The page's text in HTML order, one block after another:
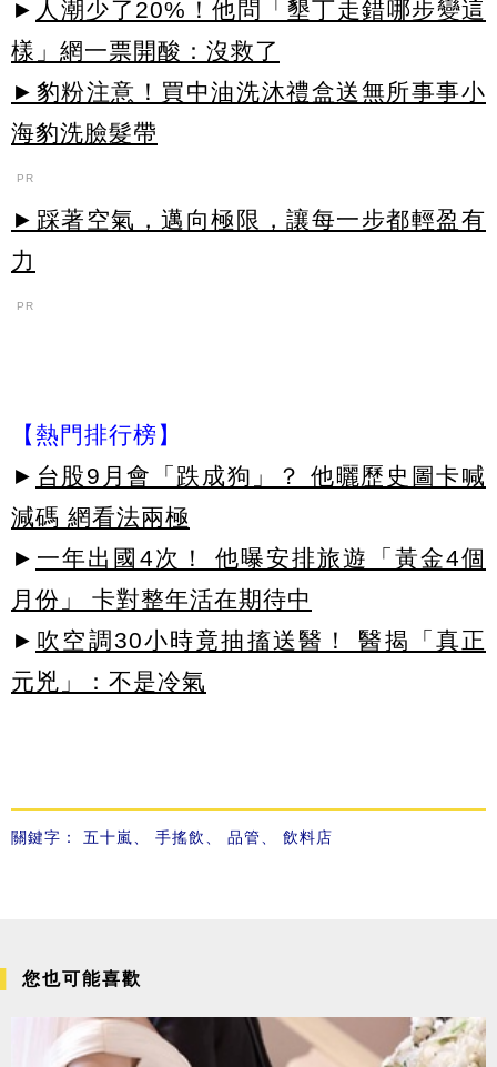
► 人潮少了20%！他問「墾丁走錯哪步變這
樣」網一票開酸：沒救了
►豹粉注意！買中油洗沐禮盒送無所事事小
海豹洗臉髮帶
PR
►踩著空氣，邁向極限，讓每一步都輕盈有
力
PR
【熱門排行榜】
► 台股9月會「跌成狗」？ 他曬歷史圖卡喊
減碼 網看法兩極
► 一年出國4次！ 他曝安排旅遊「黃金4個
月份」 卡對整年活在期待中
► 吹空調30小時竟抽搐送醫！ 醫揭「真正
元兇」：不是冷氣
關鍵字： 五十嵐 手搖飲 品管 飲料店
您也可能喜歡